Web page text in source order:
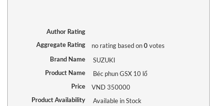
Author Rating
Aggregate Rating no ratingbased on 0votes
Brand Name SUZUKI
Product Name Béc phun GSX 10 lổ
Price VND350000
Product Availability Available in Stock